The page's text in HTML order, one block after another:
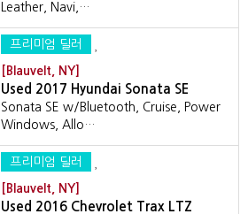
Leather, Navi,…
프리미엄 딜러
[Blauvelt, NY]
Used 2017 Hyundai Sonata SE
Sonata SE w/Bluetooth, Cruise, Power
Windows, Allo…
프리미엄 딜러
[Blauvelt, NY]
Used 2016 Chevrolet Trax LTZ